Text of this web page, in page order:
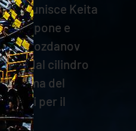
si unisce Keita
scompone e
Grozdanov
dal cilindro
il clima del
metri per il